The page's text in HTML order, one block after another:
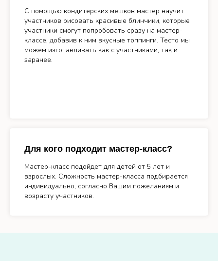
С помощью кондитерских мешков мастер научит
участников рисовать красивые блинчики, которые
участники смогут попробовать сразу на мастер-
классе, добавив к ним вкусные топпинги. Тесто мы
можем изготавливать как с участниками, так и
заранее.
Для кого подходит мастер-класс?
Мастер-класс подойдет для детей от 5 лет и
взрослых. Сложность мастер-класса подбирается
индивидуально, согласно Вашим пожеланиям и
возрасту участников.